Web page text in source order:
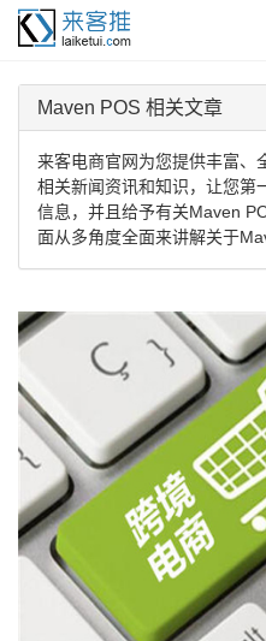
Maven POS 相关文章
来客电商官网为您提供丰富、
相关新闻资讯和知识，让您第
信息，并且给予有关Maven
面从多角度全面来讲解关于